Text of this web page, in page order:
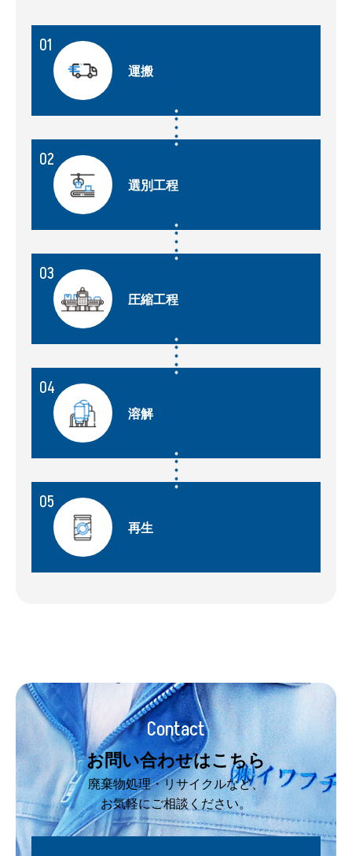
01
運搬
02
選別工程
03
圧縮工程
04
溶解
05
再生
Contact
お問い合わせはこちら
廃棄物処理・リサイクルなど、
お気軽にご相談ください。